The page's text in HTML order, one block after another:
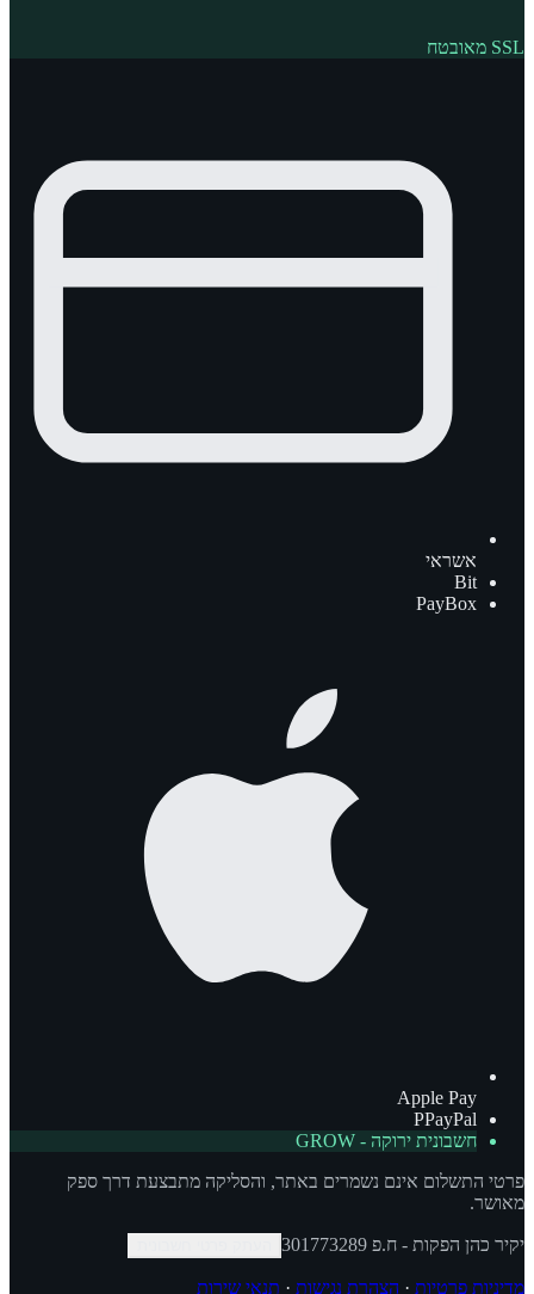
SSL מאובטח
אשראי
Bit
PayBox
Apple Pay
PPayPal
חשבונית ירוקה - GROW
פרטי התשלום אינם נשמרים באתר, והסליקה מתבצעת דרך ספק
מאושר.
יקיר כהן הפקות - ח.פ 301773289
מדיניות פרטיות · הצהרת נגישות · תנאי שירות